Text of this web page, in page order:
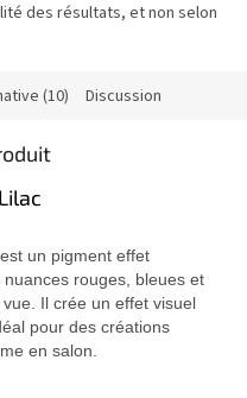
des résultats, et non selon
(10) Discussion
est un pigment effet
rouges, bleues et
Il crée un effet visuel
pour des créations
en salon.